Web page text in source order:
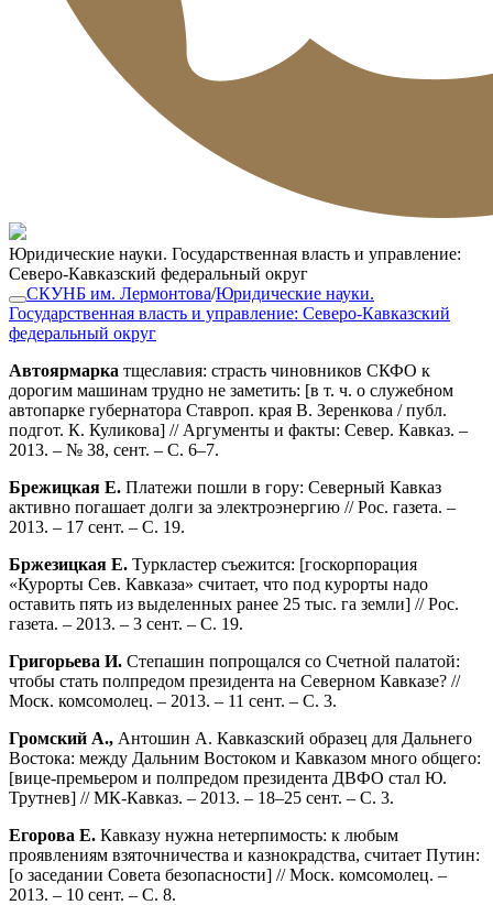
Юридические науки. Государственная власть и управление:
Северо-Кавказский федеральный округ
СКУНБ им. Лермонтова/Юридические науки.
Государственная власть и управление: Северо-Кавказский
федеральный округ
Автоярмарка тщеславия: страсть чиновников СКФО к
дорогим машинам трудно не заметить: [в т. ч. о служебном
автопарке губернатора Ставроп. края В. Зеренкова / публ.
подгот. К. Куликова] // Аргументы и факты: Север. Кавказ. –
2013. – № 38, сент. – С. 6–7.
Брежицкая Е. Платежи пошли в гору: Северный Кавказ
активно погашает долги за электроэнергию // Рос. газета. –
2013. – 17 сент. – С. 19.
Бржезицкая Е. Туркластер съежится: [госкорпорация
«Курорты Сев. Кавказа» считает, что под курорты надо
оставить пять из выделенных ранее 25 тыс. га земли] // Рос.
газета. – 2013. – 3 сент. – С. 19.
Григорьева И. Степашин попрощался со Счетной палатой:
чтобы стать полпредом президента на Северном Кавказе? //
Моск. комсомолец. – 2013. – 11 сент. – С. 3.
Громский А., Антошин А. Кавказский образец для Дальнего
Востока: между Дальним Востоком и Кавказом много общего:
[вице-премьером и полпредом президента ДВФО стал Ю.
Трутнев] // МК-Кавказ. – 2013. – 18–25 сент. – С. 3.
Егорова Е. Кавказу нужна нетерпимость: к любым
проявлениям взяточничества и казнокрадства, считает Путин:
[о заседании Совета безопасности] // Моск. комсомолец. –
2013. – 10 сент. – С. 8.